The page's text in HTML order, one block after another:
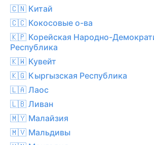
🇨🇳 Китай
🇨🇨 Кокосовые о-ва
🇰🇵 Корейская Народно-
Республика
🇰🇼 Кувейт
🇰🇬 Кыргызская Республика
🇱🇦 Лаос
🇱🇧 Ливан
🇲🇾 Малайзия
🇲🇻 Мальдивы